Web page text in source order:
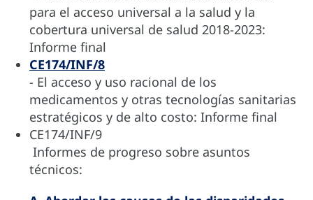
para el acceso universal a la salud y la
cobertura universal de salud 2018-2023:
Informe final
CE174/INF/8
- El acceso y uso racional de los
medicamentos y otras tecnologías sanitarias
estratégicos y de alto costo: Informe final
CE174/INF/9
Informes de progreso sobre asuntos
técnicos: